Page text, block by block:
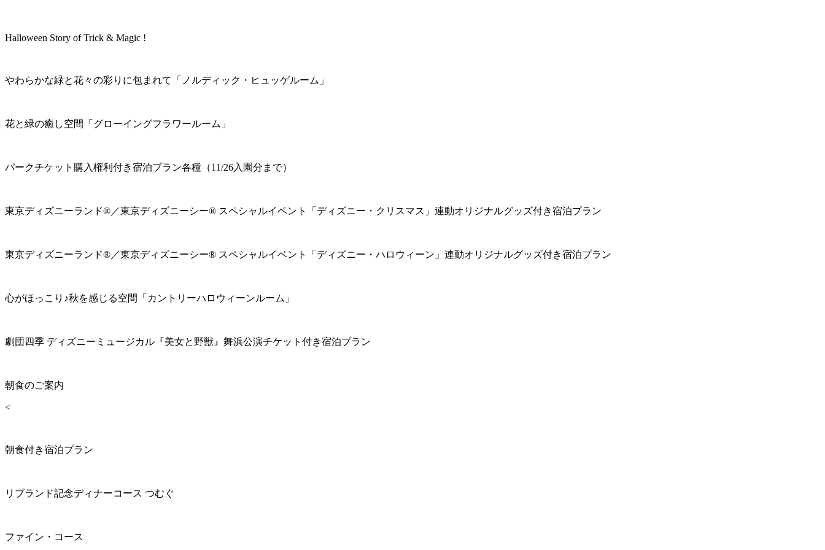
Halloween Story of Trick & Magic !
やわらかな緑と花々の彩りに包まれて「ノルディック・ヒュッゲルーム」
花と緑の癒し空間「グローイングフラワールーム」
パークチケット購入権利付き宿泊プラン各種（11/26入園分まで）
東京ディズニーランド®／東京ディズニーシー® スペシャルイベント「ディズニー・クリスマス」連動オリジナルグッズ付き宿泊プラン
東京ディズニーランド®／東京ディズニーシー® スペシャルイベント「ディズニー・ハロウィーン」連動オリジナルグッズ付き宿泊プラン
心がほっこり♪秋を感じる空間「カントリーハロウィーンルーム」
劇団四季 ディズニーミュージカル『美女と野獣』舞浜公演チケット付き宿泊プラン
朝食のご案内
<
朝食付き宿泊プラン
リブランド記念ディナーコース つむぐ
ファイン・コース